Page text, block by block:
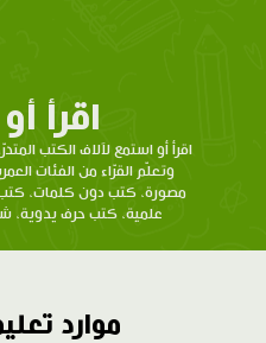
اقرأ
اقرأ أو استمع لآلاف الكتب
وتعلّم القرّاء من الفئات
مصورة، كتب دون كلمات،
علمية، كتب حرف يدوية،
موارد